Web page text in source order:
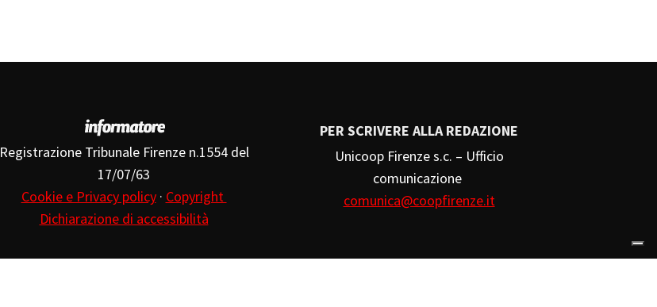
Registrazione Tribunale Firenze n.1554 del
17/07/63
Cookie e Privacy policy· Copyright
Dichiarazione di accessibilità
PER SCRIVERE ALLA REDAZIONE
Unicoop Firenze s.c. – Ufficio
comunicazione
comunica@coopfirenze.it